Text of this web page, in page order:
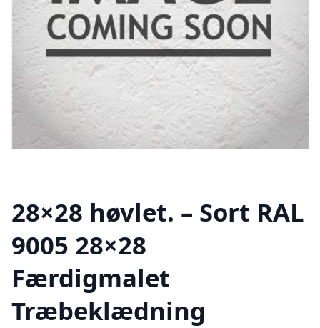
28×28 høvlet. – Sort RAL
9005 28×28
Færdigmalet
Træbeklædning